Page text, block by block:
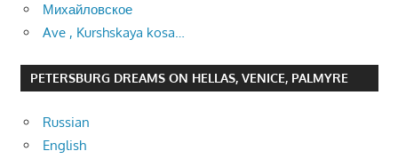
Михайловское
Ave , Kurshskaya kosa…
PETERSBURG DREAMS ON HELLAS, VENICE, PALMYRE
Russian
English